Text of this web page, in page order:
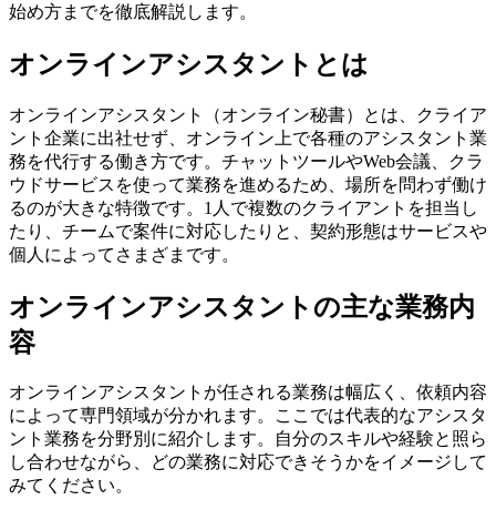
始め方までを徹底解説します。
オンラインアシスタントとは
オンラインアシスタント（オンライン秘書）とは、クライア
ント企業に出社せず、オンライン上で各種のアシスタント業
務を代行する働き方です。チャットツールやWeb会議、クラ
ウドサービスを使って業務を進めるため、場所を問わず働け
るのが大きな特徴です。1人で複数のクライアントを担当し
たり、チームで案件に対応したりと、契約形態はサービスや
個人によってさまざまです。
オンラインアシスタントの主な業務内
容
オンラインアシスタントが任される業務は幅広く、依頼内容
によって専門領域が分かれます。ここでは代表的なアシスタ
ント業務を分野別に紹介します。自分のスキルや経験と照ら
し合わせながら、どの業務に対応できそうかをイメージして
みてください。